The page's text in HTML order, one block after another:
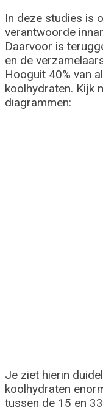
In deze studies is
verantwoorde
Daarvoor is
en de
Hooguit 40% van
koolhydraten. Kijk
diagrammen:
Je ziet hierin
koolhydraten
tussen de 15 en